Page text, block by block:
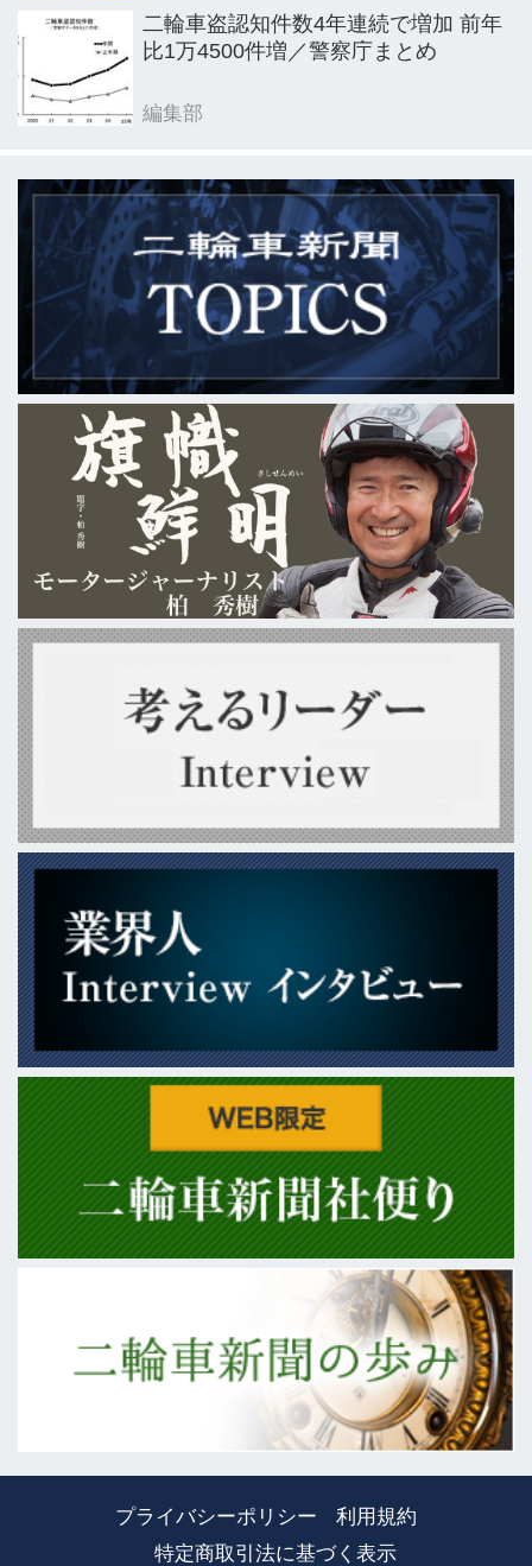
二輪車盗認知件数4年連続で増加 前年
比1万4500件増／警察庁まとめ
編集部
プライバシーポリシー
利用規約
特定商取引法に基づく表示